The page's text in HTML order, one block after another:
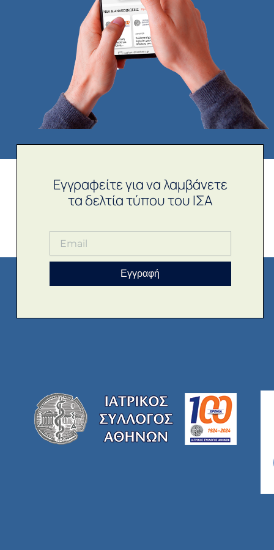
Εγγραφείτε για να λαμβάνετε
τα δελτία τύπου του ΙΣΑ
Εγγραφή